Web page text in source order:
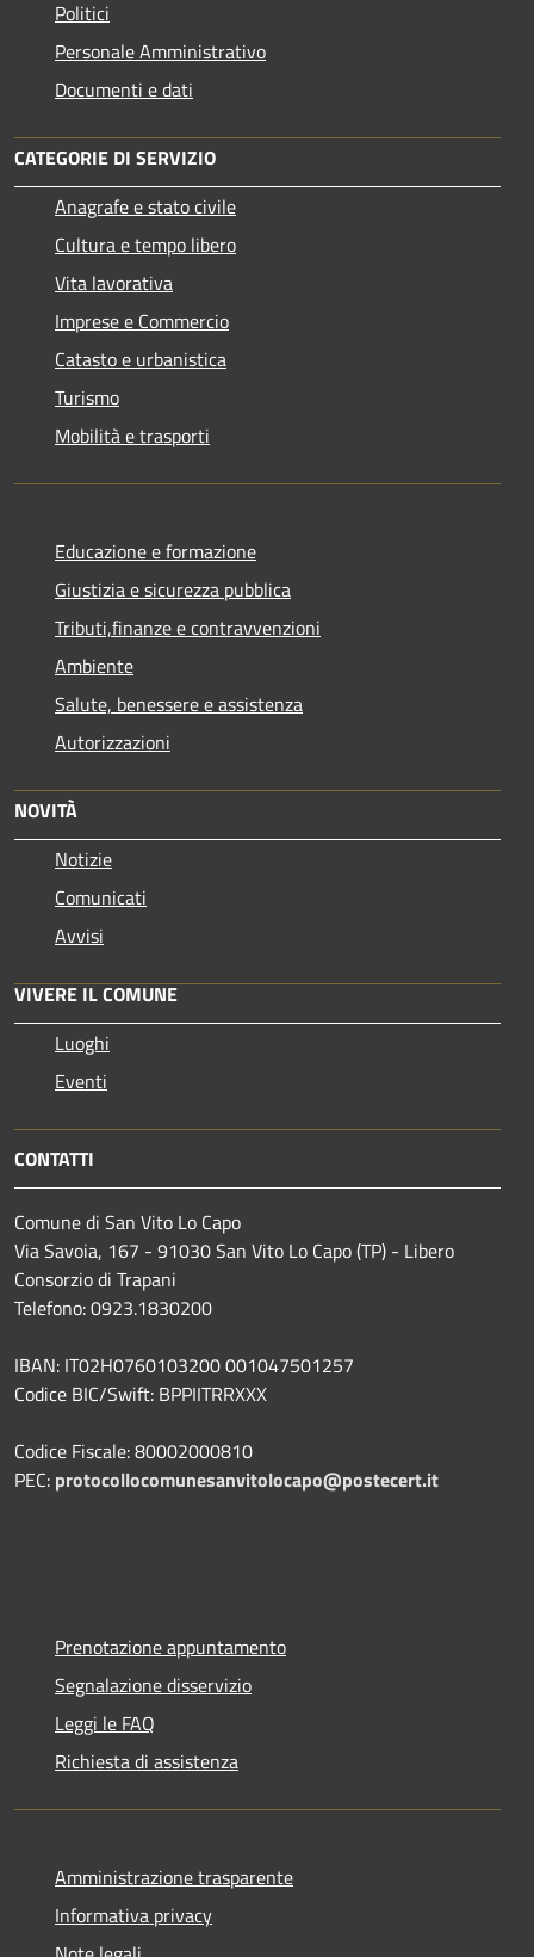
Politici
Personale Amministrativo
Documenti e dati
CATEGORIE DI SERVIZIO
Anagrafe e stato civile
Cultura e tempo libero
Vita lavorativa
Imprese e Commercio
Catasto e urbanistica
Turismo
Mobilità e trasporti
Educazione e formazione
Giustizia e sicurezza pubblica
Tributi,finanze e contravvenzioni
Ambiente
Salute, benessere e assistenza
Autorizzazioni
NOVITÀ
Notizie
Comunicati
Avvisi
VIVERE IL COMUNE
Luoghi
Eventi
CONTATTI
Comune di San Vito Lo Capo
Via Savoia, 167 - 91030 San Vito Lo Capo (TP) - Libero
Consorzio di Trapani
Telefono: 0923.1830200
IBAN: IT02H0760103200 001047501257
Codice BIC/Swift: BPPIITRRXXX
Codice Fiscale: 80002000810
PEC: protocollocomunesanvitolocapo@postecert.it
Prenotazione appuntamento
Segnalazione disservizio
Leggi le FAQ
Richiesta di assistenza
Amministrazione trasparente
Informativa privacy